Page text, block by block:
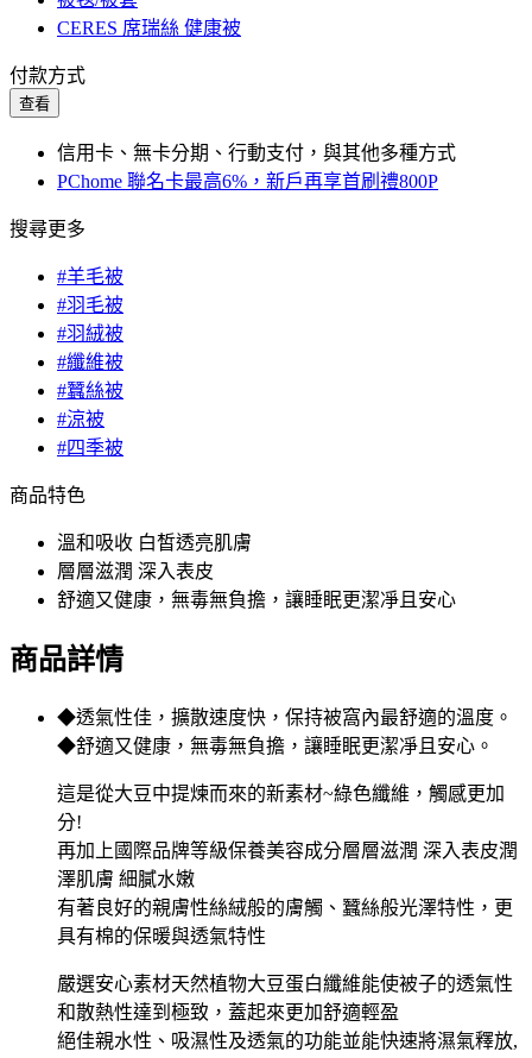
CERES 席瑞絲 健康被
付款方式
查看
信用卡、無卡分期、行動支付，與其他多種方式
PChome 聯名卡最高6%，新戶再享首刷禮800P
搜尋更多
#羊毛被
#羽毛被
#羽絨被
#纖維被
#蠶絲被
#涼被
#四季被
商品特色
溫和吸收 白皙透亮肌膚
層層滋潤 深入表皮
舒適又健康，無毒無負擔，讓睡眠更潔凈且安心
商品詳情
◆透氣性佳，擴散速度快，保持被窩內最舒適的溫度。
◆舒適又健康，無毒無負擔，讓睡眠更潔凈且安心。
這是從大豆中提煉而來的新素材~綠色纖維，觸感更加
分!
再加上國際品牌等級保養美容成分層層滋潤 深入表皮潤
澤肌膚 細膩水嫩
有著良好的親膚性絲絨般的膚觸、蠶絲般光澤特性，更
具有棉的保暖與透氣特性
嚴選安心素材天然植物大豆蛋白纖維能使被子的透氣性
和散熱性達到極致，蓋起來更加舒適輕盈
絕佳親水性、吸濕性及透氣的功能並能快速將濕氣釋放,